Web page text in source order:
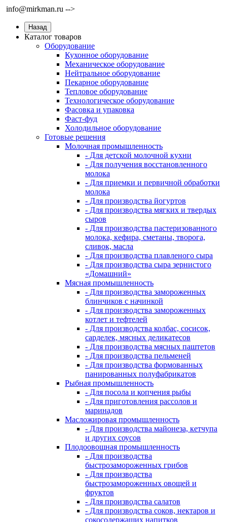
info@mirkman.ru -->
Назад
Каталог товаров
Оборудование
Кухонное оборудование
Механическое оборудование
Нейтральное оборудование
Пекарное оборудование
Тепловое оборудование
Технологическое оборудование
Фасовка и упаковка
Фаст-фуд
Холодильное оборудование
Готовые решения
Молочная промышленность
- Для детской молочной кухни
- Для получения восстановленного
молока
- Для приемки и первичной обработки
молока
- Для производства йогуртов
- Для производства мягких и твердых
сыров
- Для производства пастеризованного
молока, кефира, сметаны, творога,
сливок, масла
- Для производства плавленого сыра
- Для производства сыра зернистого
«Домашний»
Мясная промышленность
- Для производства замороженных
блинчиков с начинкой
- Для производства замороженных
котлет и тефтелей
- Для производства колбас, сосисок,
сарделек, мясных деликатесов
- Для производства мясных паштетов
- Для производства пельменей
- Для производства формованных
панированных полуфабрикатов
Рыбная промышленность
- Для посола и копчения рыбы
- Для приготовления рассолов и
маринадов
Масложировая промышленность
- Для производства майонеза, кетчупа
и других соусов
Плодоовощная промышленность
- Для производства
быстрозамороженных грибов
- Для производства
быстрозамороженных овощей и
фруктов
- Для производства салатов
- Для производства соков, нектаров и
сокосодержащих напитков